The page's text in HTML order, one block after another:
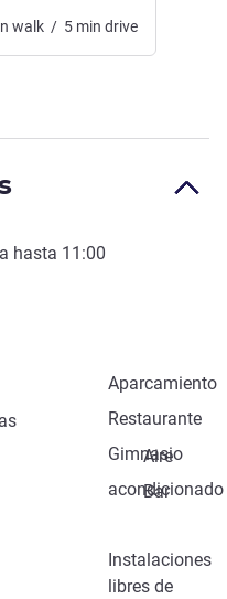
walk / 5 min drive
hasta 11:00
Aparcamiento
Restaurante
Gimnasio
Aire
acondicionado
Bar
Instalaciones
libres de